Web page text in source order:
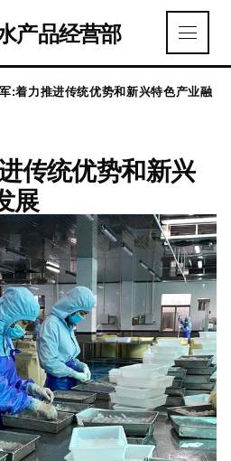
产品经营部
:着力推进传统优势和新兴特色产业融
传统优势和新兴
展